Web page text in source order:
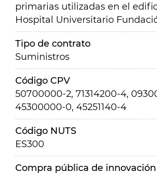
primarias utilizadas en el
Hospital Universitario
Tipo de contrato
Suministros
Código CPV
50700000-2, 71314200-4,
45300000-0, 45251140-4
Código NUTS
ES300
Compra pública de innovación